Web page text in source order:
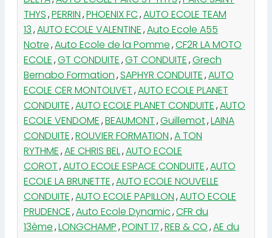
THYS,PERRIN,PHOENIX FC,AUTO ECOLE TEAM
13,AUTO ECOLE VALENTINE,Auto Ecole A55
Notre,Auto Ecole de la Pomme,CF2R LA MOTO
ECOLE,GT CONDUITE,GT CONDUITE,Grech
Bernabo Formation,SAPHYR CONDUITE,AUTO
ECOLE CER MONTOLIVET,AUTO ECOLE PLANET
CONDUITE,AUTO ECOLE PLANET CONDUITE,AUTO
ECOLE VENDOME,BEAUMONT,Guillemot,LAINA
CONDUITE,ROUVIER FORMATION,A TON
RYTHME,AE CHRIS BEL,AUTO ECOLE
COROT,AUTO ECOLE ESPACE CONDUITE,AUTO
ECOLE LA BRUNETTE,AUTO ECOLE NOUVELLE
CONDUITE,AUTO ECOLE PAPILLON,AUTO ECOLE
PRUDENCE,Auto Ecole Dynamic,CFR du
13ème,LONGCHAMP,POINT 17,REB & CO,AE du